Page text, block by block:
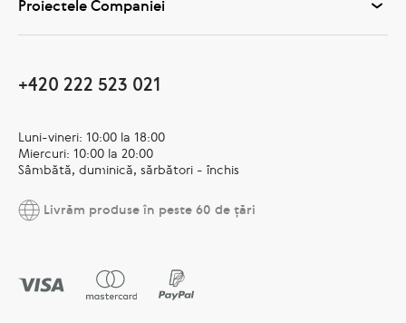
Proiectele Companiei
+420 222 523 021
Luni-vineri: 10:00 la 18:00
Miercuri: 10:00 la 20:00
Sâmbătă, duminică, sărbători - închis
Livrăm produse în peste 60 de țări